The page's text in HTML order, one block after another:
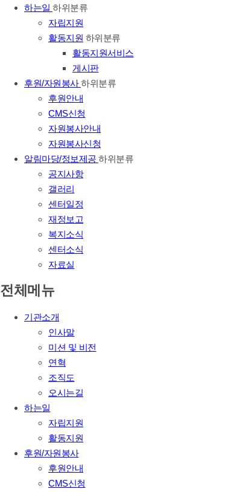
하는일 하위분류
자립지원
활동지원 하위분류
활동지원서비스
게시판
후원/자원봉사하위분류
후원안내
CMS신청
자원봉사안내
자원봉사신청
알림마당/정보제공 하위분류
공지사항
갤러리
센터일정
재정보고
복지소식
센터소식
자료실
전체메뉴
기관소개
인사말
미션 및 비전
연혁
조직도
오시는길
하는일
자립지원
활동지원
후원/자원봉사
후원안내
CMS신청